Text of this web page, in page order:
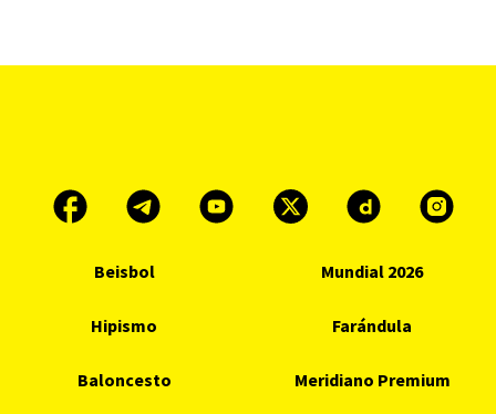
Beisbol Mundial 2026
Hipismo Farándula
Baloncesto Meridiano Premium